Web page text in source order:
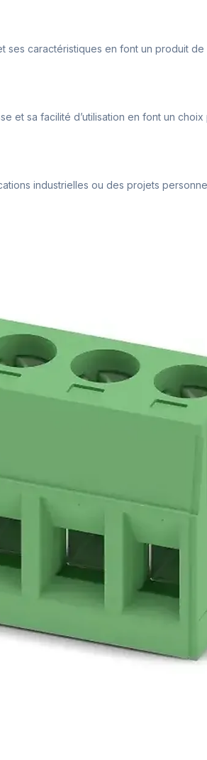
caractéristiques en font un produit
et sa facilité d’utilisation en font un
industrielles ou des projets